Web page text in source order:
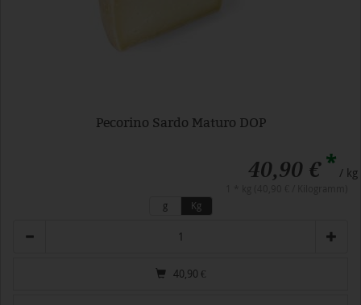
Pecorino Sardo Maturo DOP
40,90 €* / kg
g
Kg
40,90 €